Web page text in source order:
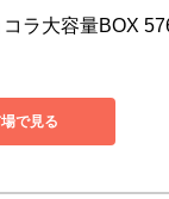
ラ大容量BOX
で見る